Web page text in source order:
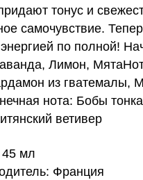
тонус и
самочувствие.
по полной!
Лимон,
из гватемалы,
нота: Бобы
ветивер
мл
Франция